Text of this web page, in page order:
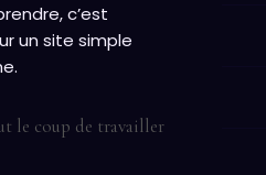
c’est
un site simple
le coup de travailler